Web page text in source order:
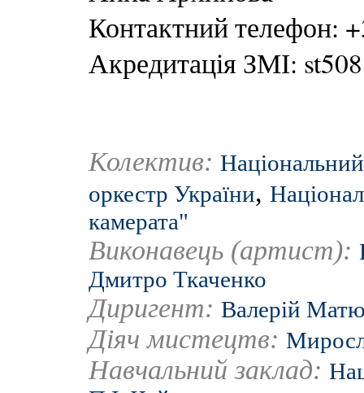
Контактний телефон:
Акредитація ЗМІ:
Колектив:
оркестр України,
камерата"
Виконавець (артист):
Дмитро Ткаченко
Диригент: Валерій
Діяч мистецтв:
Навчальний заклад: